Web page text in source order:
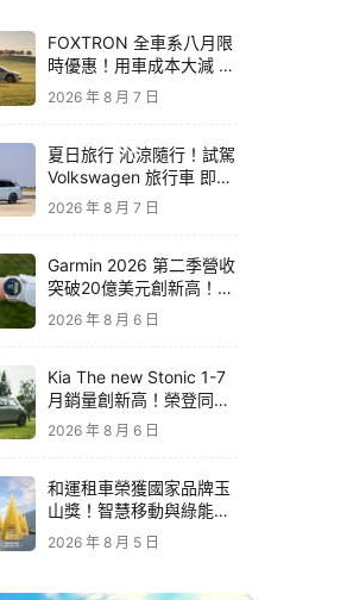
FOXTRON 全車系八月限
時優惠！用車成本大減 開
啟「零稅金＋零保養」純
電新生活
2026 年 8 月 7 日
夏日旅行 沁涼隨行！試駕
Volkswagen 旅行車 即享
精品咖啡卡
2026 年 8 月 7 日
Garmin 2026 第二季營收
突破20億美元創新高！收
購 TrainingPeaks、
TrainHeroic 擴展智慧訓
2026 年 8 月 6 日
Kia The new Stonic 1-7
月銷量創新高！榮登同級
進口車銷售亞軍｜79.9萬
2026 年 8 月 6 日
和運租車榮獲國家品牌玉
山獎！智慧移動與綠能創
新 打造低碳永續新價值
2026 年 8 月 5 日